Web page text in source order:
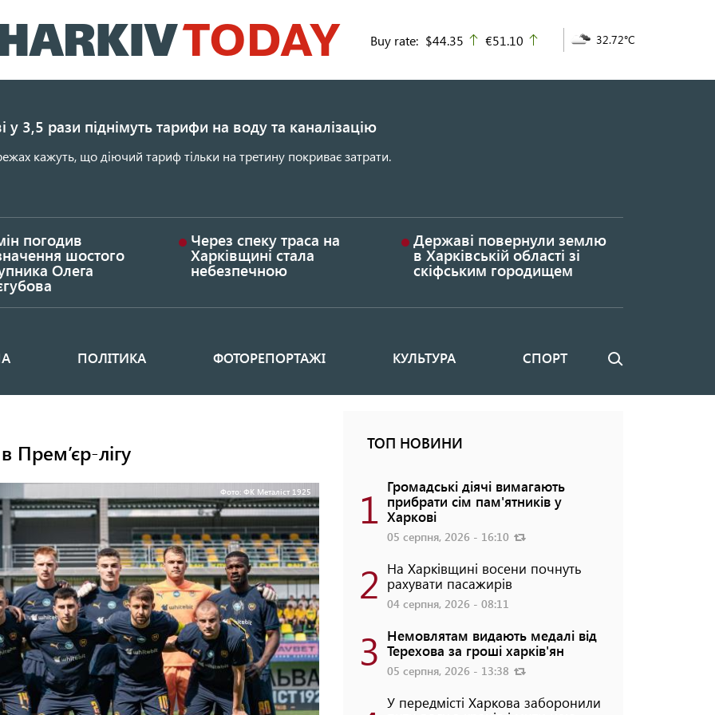
до
основного
Buy rate: $44.35 up
€51.10 32.72°C
у 3,5 рази піднімуть тарифи на воду та каналізацію
кажуть, що діючий тариф тільки на третину покриває затрати.
погодив
шостого
Олега
Через спеку траса на
Харківщині стала
небезпечною
Державі повернули землю
в Харківській області зі
скіфським городищем
ПОЛІТИКА ФОТОРЕПОРТАЖІ КУЛЬТУРА СПОРТ Пошук
Прем’єр-лігу
Фото: ФК Металіст 1925
ТОП НОВИНИ
1 Громадські діячі вимагають
прибрати сім пам'ятників у
Харкові
05 серпня, 2026 - 16:10
2 На Харківщині восени почнуть
рахувати пасажирів
04 серпня, 2026 - 08:11
3 Немовлятам видають медалі від
Терехова за гроші харків'ян
05 серпня, 2026 - 13:38
У передмісті Харкова заборонили